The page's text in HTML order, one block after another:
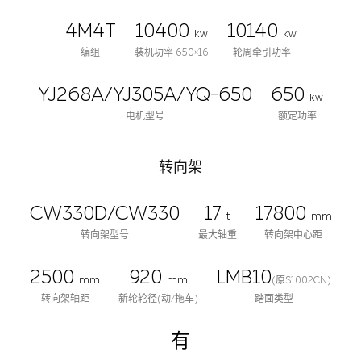
4M4T
编组
10400
kw
装机功率 650×16
10140
kw
轮周牵引功率
YJ268A/YJ305A/YQ-650
电机型号
650
kw
额定功率
转向架
CW330D/CW330
转向架型号
17 t
最大轴重
17800 mm
转向架中心距
2500 mm
转向架轴距
920 mm
新轮轮径(动/拖车)
LMB10(原S1002CN)
踏面类型
有